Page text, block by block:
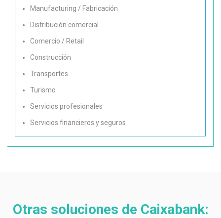
Manufacturing / Fabricación
Distribución comercial
Comercio / Retail
Construcción
Transportes
Turismo
Servicios profesionales
Servicios financieros y seguros
Otras soluciones de Caixabank: